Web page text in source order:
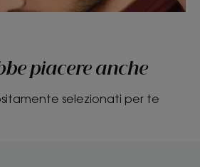
piacere anche
selezionati per te